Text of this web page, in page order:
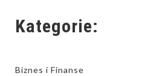
Kategorie:
Biznes i Finanse